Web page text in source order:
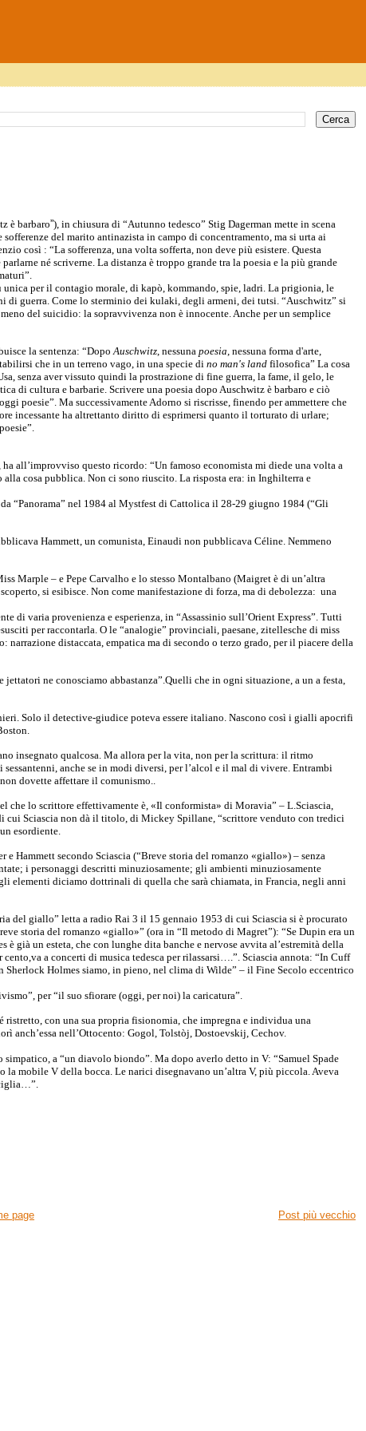
è barbaro”), in chiusura di “Autunno tedesco” Stig Dagerman mette in scena
del marito antinazista in campo di concentramento, ma si urta ai
così : “La sofferenza, una volta sofferta, non deve più esistere. Questa
né scriverne. La distanza è troppo grande tra la poesia e la più grande
per il contagio morale, di kapò, kommando, spie, ladri. La prigionia, le
guerra. Come lo sterminio dei kulaki, degli armeni, dei tutsi. “Auschwitz” si
del suicidio: la sopravvivenza non è innocente. Anche per un semplice
la sentenza:“DopoAuschwitz , nessunapoesia , nessuna forma d'arte,
che in un terreno vago, in una specie dino man's land filosofica” La cosa
senza aver vissuto quindi la prostrazione di fine guerra, la fame, il gelo, le
di cultura e barbarie. Scrivere una poesia dopo Auschwitz è barbaro e ciò
poesie”. Ma successivamente Adorno si riscrisse, finendo per ammettere che
incessante ha altrettanto diritto di esprimersi quanto il torturato di urlare;
all’improvviso questo ricordo: “Un famoso economista mi diede una volta a
cosa pubblica. Non ci sono riuscito. La risposta era: in Inghilterra e
“Panorama” nel 1984 al Mystfest di Cattolica il 28-29 giugno 1984 (“Gli
Hammett, un comunista, Einaudi non pubblicava Céline. Nemmeno
Marple – e Pepe Carvalho e lo stesso Montalbano (Maigret è di un’altra
si esibisce. Non come manifestazione di forza, ma di debolezza: una
varia provenienza e esperienza, in “Assassinio sull’Orient Express”. Tutti
per raccontarla. O le “analogie” provinciali, paesane, zitellesche di miss
distaccata, empatica ma di secondo o terzo grado, per il piacere della
ne conosciamo abbastanza”.Quelli che in ogni situazione, a un a festa,
Solo il detective-giudice poteva essere italiano. Nascono così i gialli apocrifi
insegnato qualcosa. Ma allora per la vita, non per la scrittura: il ritmo
anche se in modi diversi, per l’alcol e il mal di vivere. Entrambi
dovette affettare il comunismo..
che lo scrittore effettivamente è, «Il conformista» di Moravia” – L.Sciascia,
Sciascia non dà il titolo, di Mickey Spillane, “scrittore venduto con tredici
esordiente.
e Hammett secondo Sciascia (“Breve storia del romanzo «giallo») – senza
i personaggi descritti minuziosamente; gli ambienti minuziosamente
diciamo dottrinali di quella che sarà chiamata, in Francia, negli anni
del giallo” letta a radio Rai 3 il 15 gennaio 1953 di cui Sciascia si è procurato
storia del romanzo «giallo»” (ora in “Il metodo di Magret”): “Se Dupin era un
già un esteta, che con lunghe dita banche e nervose avvita al’estremità della
a concerti di musica tedesca per rilassarsi….”. Sciascia annota: “In Cuff
Holmes siamo, in pieno, nel clima di Wilde” – il Fine Secolo eccentrico
per “il suo sfiorare (oggi, per noi) la caricatura”.
ristretto, con una sua propria fisionomia, che impregna e individua una
anch’essa nell’Ottocento: Gogol, Tolstòj, Dostoevskij, Cechov.
a “un diavolo biondo”. Ma dopo averlo detto in V: “Samuel Spade
la mobile V della bocca. Le narici disegnavano un’altra V, più piccola. Aveva
Post più vecchio
page